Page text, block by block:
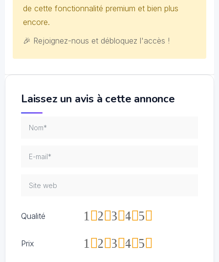
de cette fonctionnalité premium et bien plus
encore.
🎉 Rejoignez-nous et débloquez l'accès !
Laissez un avis à cette annonce
Qualité 5
4
3
2
1
Prix 5
4
3
2
1